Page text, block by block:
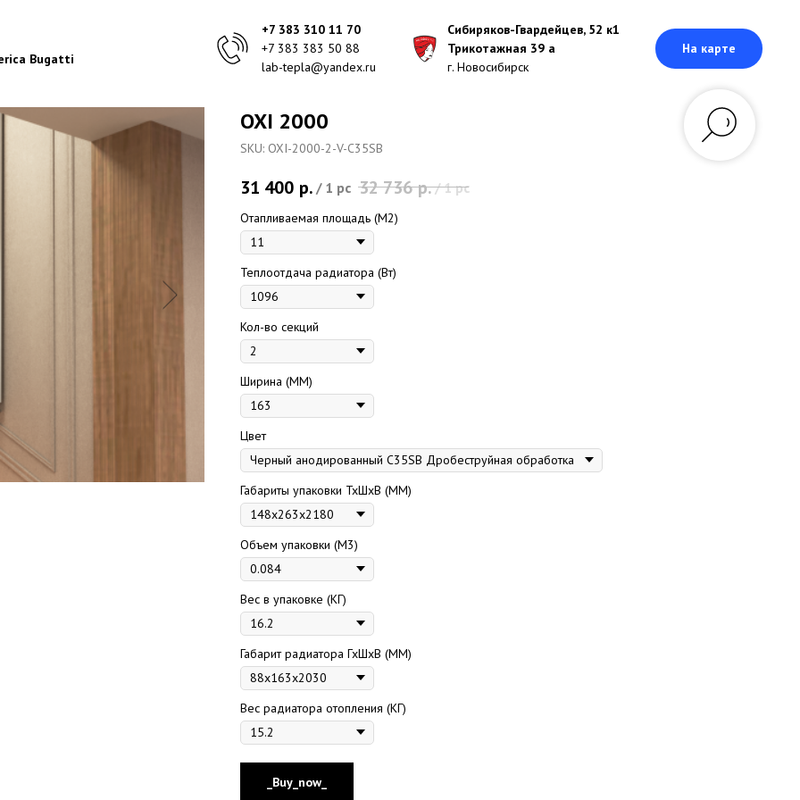
Bugatti
+7 383 310 11 70
+7 383 383 50 88
lab-tepla@yandex.ru
Сибиряков-Гвардейцев, 52 к1
Трикотажная 39 а
г. Новосибирск
На карте
OXI 2000
SKU: OXI-2000-2-V-C35SB
31 400 р. / 1 pc 32 736 р./1 pc
Отапливаемая площадь (M2)
Теплоотдача радиатора (Вт)
Кол-во секций
Ширина (ММ)
Цвет
Габариты упаковки ТхШхВ (ММ)
Объем упаковки (М3)
Вес в упаковке (КГ)
Габарит радиатора ГхШхВ (ММ)
Вес радиатора отопления (КГ)
_Buy_now_